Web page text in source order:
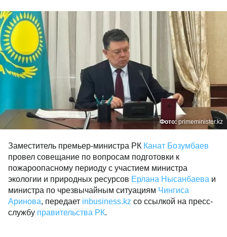
Фото:primeminister.kz
Заместитель премьер-министра РК Канат Бозумбаев
провел совещание по вопросам подготовки к
пожароопасному периоду с участием министра
экологии и природных ресурсов Ерлана Нысанбаева и
министра по чрезвычайным ситуациям Чингиса
Аринова, передает inbusiness.kz со ссылкой на пресс-
службу правительства РК.